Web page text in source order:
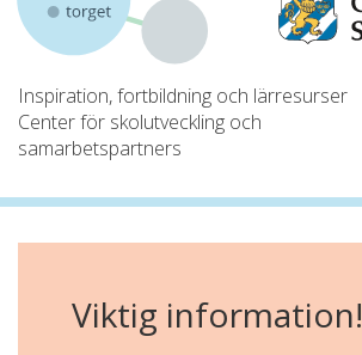
Inspiration, fortbildning och lärresurser
Center för skolutveckling och
samarbetspartners
Viktig information!